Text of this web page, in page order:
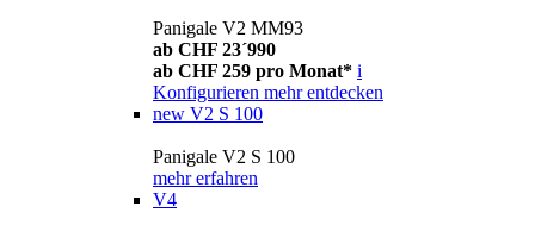
Panigale V2 MM93
ab CHF 23´990
ab CHF 259 pro Monat* i
Konfigurieren mehr entdecken
new V2 S 100
Panigale V2 S 100
mehr erfahren
V4